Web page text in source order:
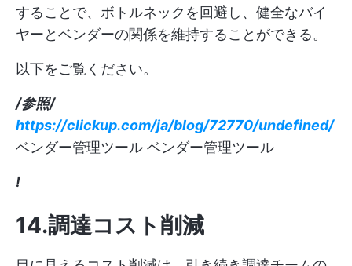
することで、ボトルネックを回避し、健全なバイ
ヤーとベンダーの関係を維持することができる。
以下をご覧ください。
/参照/
https://clickup.com/ja/blog/72770/undefined/
ベンダー管理ツール ベンダー管理ツール
!
14.調達コスト削減